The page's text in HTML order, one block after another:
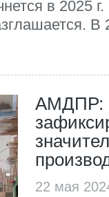
в 2025
В
АМДПР:
22 мая